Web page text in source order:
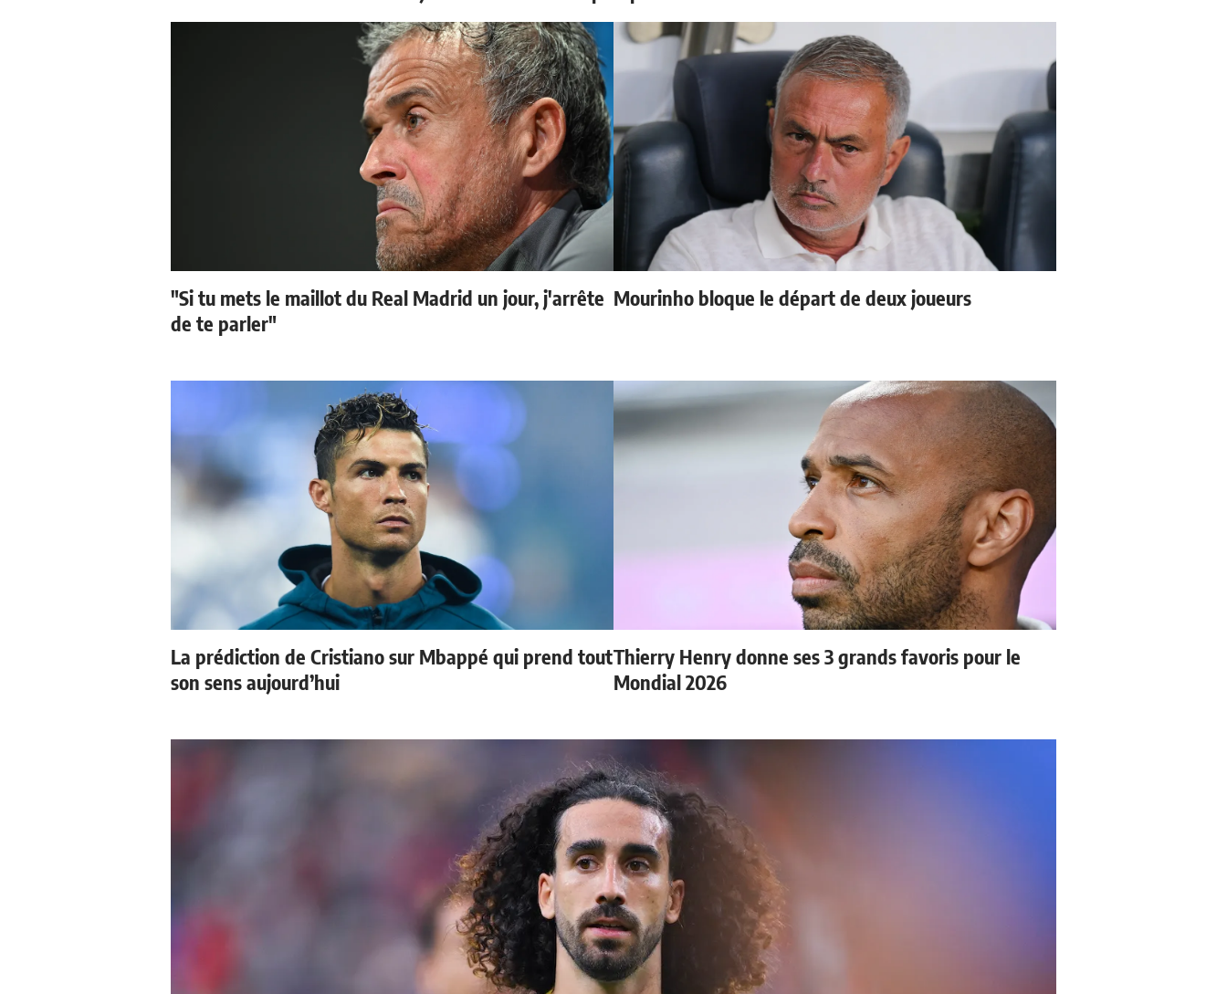
"Si tu mets le maillot du Real Madrid un jour, j'arrête
de te parler"
Mourinho bloque le départ de deux joueurs
La prédiction de Cristiano sur Mbappé qui prend tout
son sens aujourd’hui
Thierry Henry donne ses 3 grands favoris pour le
Mondial 2026